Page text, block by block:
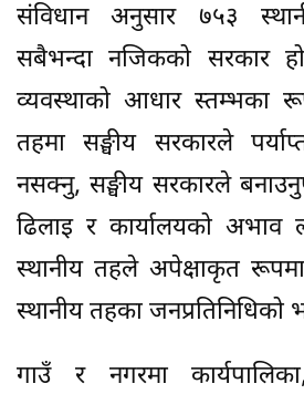
संविधान अनुसार ७५३
सबैभन्दा नजिकको सरकार
व्यवस्थाको आधार स्तम्भका
तहमा सङ्घीय सरकारले
नसक्नु, सङ्घीय सरकारले
ढिलाइ र कार्यालयको अभाव
स्थानीय तहले अपेक्षाकृत
स्थानीय तहका जनप्रतिनिधिको
गाउँ र नगरमा